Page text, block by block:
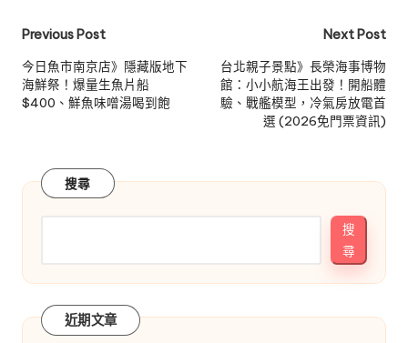
Post
navigation
Previous Post
今日魚市南京店》隱藏版地下
海鮮祭！爆量生魚片船
$400、鮮魚味噌湯喝到飽
Next Post
台北親子景點》長榮海事博物
館：小小航海王出發！開船體
驗、戰艦模型，冷氣房放電首
選 (2026免門票資訊)
搜尋
搜
尋
近期文章